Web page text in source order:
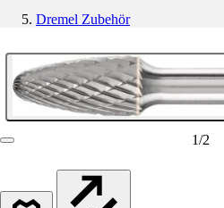
Dremel Zubehör
1/2